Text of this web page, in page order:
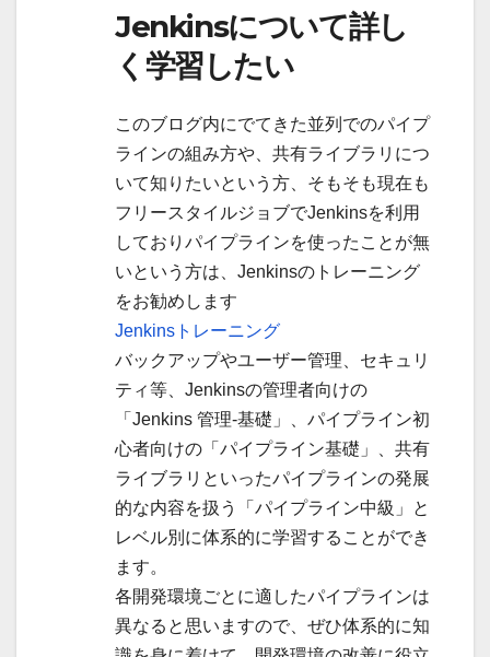
Jenkinsについて詳し
く学習したい
このブログ内にでてきた並列でのパイプ
ラインの組み方や、共有ライブラリにつ
いて知りたいという方、そもそも現在も
フリースタイルジョブでJenkinsを利用
しておりパイプラインを使ったことが無
いという方は、Jenkinsのトレーニング
をお勧めします
Jenkinsトレーニング
バックアップやユーザー管理、セキュリ
ティ等、Jenkinsの管理者向けの
「Jenkins 管理-基礎」、パイプライン初
心者向けの「パイプライン基礎」、共有
ライブラリといったパイプラインの発展
的な内容を扱う「パイプライン中級」と
レベル別に体系的に学習することができ
ます。
各開発環境ごとに適したパイプラインは
異なると思いますので、ぜひ体系的に知